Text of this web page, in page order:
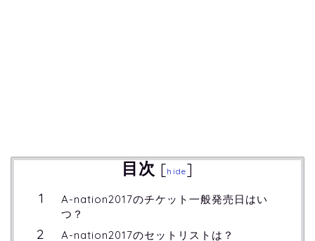
目次 [hide]
A-nation2017のチケット一般発売日はい
つ？
A-nation2017のセットリストは？